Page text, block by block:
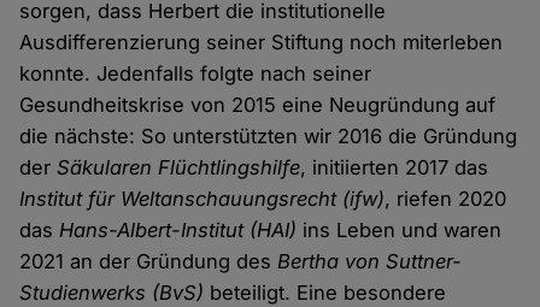
sorgen, dass Herbert die institutionelle
Ausdifferenzierung seiner Stiftung noch miterleben
konnte. Jedenfalls folgte nach seiner
Gesundheitskrise von 2015 eine Neugründung auf
die nächste: So unterstützten wir 2016 die Gründung
derSäkularen Flüchtlingshilfe, initiierten 2017 das
Institut für Weltanschauungsrecht (ifw), riefen 2020
dasHans-Albert-Institut (HAI) ins Leben und waren
2021 an der Gründung desBertha von Suttner-
Studienwerks (BvS) beteiligt. Eine besondere